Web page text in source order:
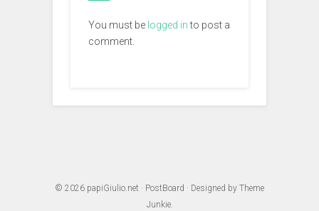
You must be logged into post a
comment.
© 2026 papiGiulio.net · PostBoard · Designed by Theme
Junkie.